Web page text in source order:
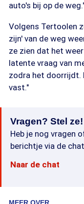
auto's bij op de
Volgens Tertoolen
zijn' van de weg
ze zien dat het
latente vraag van
zodra het doorrijdt.
vast."
Vragen? Stel ze!
Heb je nog vragen
berichtje via de
Naar de chat